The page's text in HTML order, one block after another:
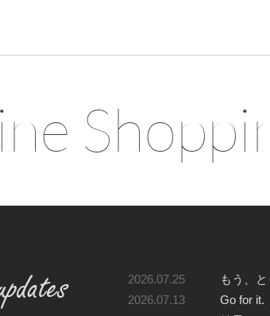
2026.07.25
もう、
2026.07.13
Go for it.